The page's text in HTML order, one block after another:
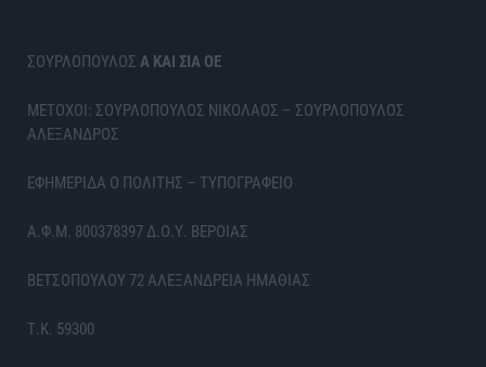
ΣΟΥΡΛΟΠΟΥΛΟΣ Α ΚΑΙ ΣΙΑ ΟΕ
ΜΕΤΟΧΟΙ: ΣΟΥΡΛΟΠΟΥΛΟΣ ΝΙΚΟΛΑΟΣ – ΣΟΥΡΛΟΠΟΥΛΟΣ
ΑΛΕΞΑΝΔΡΟΣ
ΕΦΗΜΕΡΙΔΑ Ο ΠΟΛΙΤΗΣ – ΤΥΠΟΓΡΑΦΕΙΟ
Α.Φ.Μ. 800378397 Δ.Ο.Υ. ΒΕΡΟΙΑΣ
ΒΕΤΣΟΠΟΥΛΟΥ 72 ΑΛΕΞΑΝΔΡΕΙΑ ΗΜΑΘΙΑΣ
Τ.Κ. 59300